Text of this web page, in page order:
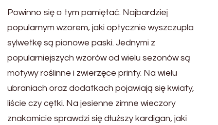
Powinno się o tym pamiętać. Najbardziej
popularnym wzorem, jaki optycznie wyszczupla
sylwetkę są pionowe paski. Jednymi z
popularniejszych wzorów od wielu sezonów są
motywy roślinne i zwierzęce printy. Na wielu
ubraniach oraz dodatkach pojawiają się kwiaty,
liście czy cętki. Na jesienne zimne wieczory
znakomicie sprawdzi się dłuższy kardigan, jaki